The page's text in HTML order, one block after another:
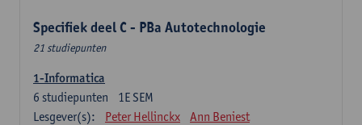
Specifiek deel C - PBa Autotechnologie
21 studiepunten
1-Informatica
1E SEM
6 studiepunten
Lesgever(s):
Peter Hellinckx
Ann Beniest